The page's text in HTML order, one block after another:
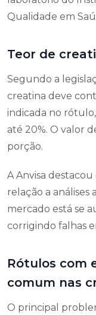
Qualidade em
Teor de
Segundo a
creatina deve
indicada no
até 20%. O valor
porção.
A Anvisa
relação a
mercado está se
corrigindo falhas
Rótulos com
comum nas
O principal